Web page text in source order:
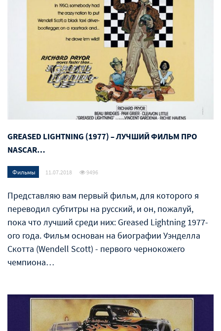
GREASED LIGHTNING (1977) – ЛУЧШИЙ ФИЛЬМ ПРО
NASCAR…
Фильмы 11.07.2018 9496
Представляю вам первый фильм, для которого я
переводил субтитры на русский, и он, пожалуй,
пока что лучший среди них: Greased Lightning 1977-
ого года. Фильм основан на биографии Уэнделла
Скотта (Wendell Scott) - первого чернокожего
чемпиона…